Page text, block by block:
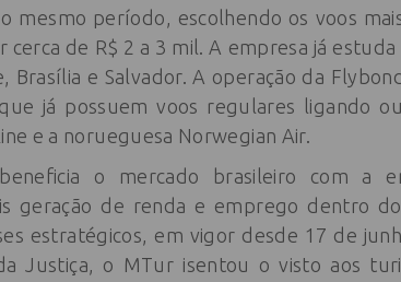
mesmo período, escolhendo os voos
cerca de R$ 2 a 3 mil. A empresa já
Brasília e Salvador. A operação da
já possuem voos regulares ligando
e a norueguesa Norwegian Air.
o mercado brasileiro com a
geração de renda e emprego dentro
estratégicos, em vigor desde 17 de
Justiça, o MTur isentou o visto aos